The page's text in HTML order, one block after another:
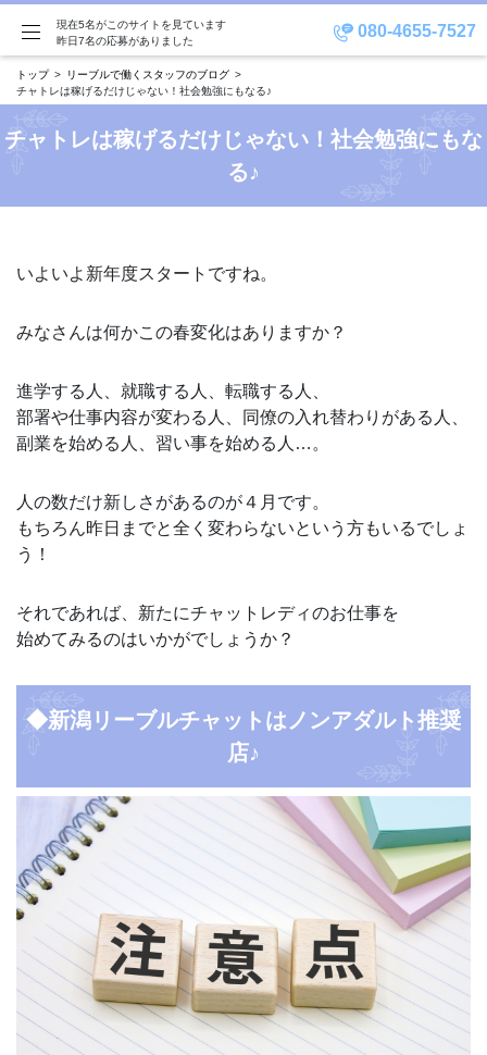
080-4655-7527
現在5名がこのサイトを見ています
昨日7名の応募がありました
トップ
リーブルで働くスタッフのブログ
チャトレは稼げるだけじゃない！社会勉強にもなる♪
チャトレは稼げるだけじゃない！社会勉強にもな
る♪
いよいよ新年度スタートですね。
みなさんは何かこの春変化はありますか？
進学する人、就職する人、転職する人、
部署や仕事内容が変わる人、同僚の入れ替わりがある人、
副業を始める人、習い事を始める人…。
人の数だけ新しさがあるのが４月です。
もちろん昨日までと全く変わらないという方もいるでしょ
う！
それであれば、新たにチャットレディのお仕事を
始めてみるのはいかがでしょうか？
◆新潟リーブルチャットはノンアダルト推奨
店♪